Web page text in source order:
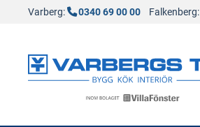
Varberg: 0340 69 00 00 Falkenberg: